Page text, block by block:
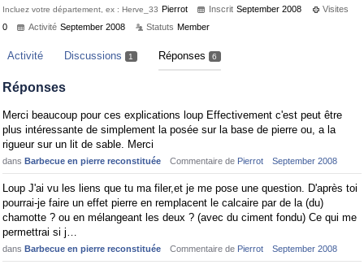
Incluez votre département, ex : Herve_33 Pierrot Inscrit September 2008
Visites
0
Activité September 2008 Statuts Member
Activité Discussions 1 Réponses 6
Réponses
Merci beaucoup pour ces explications loup Effectivement c'est peut être
plus intéressante de simplement la posée sur la base de pierre ou, a la
rigueur sur un lit de sable. Merci
dans Barbecue en pierre reconstituée Commentaire de Pierrot September 2008
Loup J'ai vu les liens que tu ma filer,et je me pose une question. D'après toi
pourrai-je faire un effet pierre en remplacent le calcaire par de la (du)
chamotte ? ou en mélangeant les deux ? (avec du ciment fondu) Ce qui me
permettrai si j…
dans Barbecue en pierre reconstituée Commentaire de Pierrot September 2008